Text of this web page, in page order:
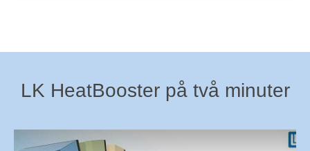
LK HeatBooster på två minuter